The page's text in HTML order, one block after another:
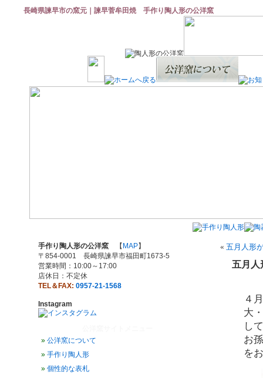
長崎県諫早市の窯元｜諫早菅牟田焼 手作り陶人形の公洋窯
手作り陶人形の公洋窯 【 MAP】
〒854-0001 長崎県諫早市福田町1673-5
営業時間：10:00～17:00
店休日：不定休
TEL＆FAX: 0957-21-1568
Instagram
公洋窯について
手作り陶人形
個性的な表札
« 五月人形
五月人
４
大
し
お
を